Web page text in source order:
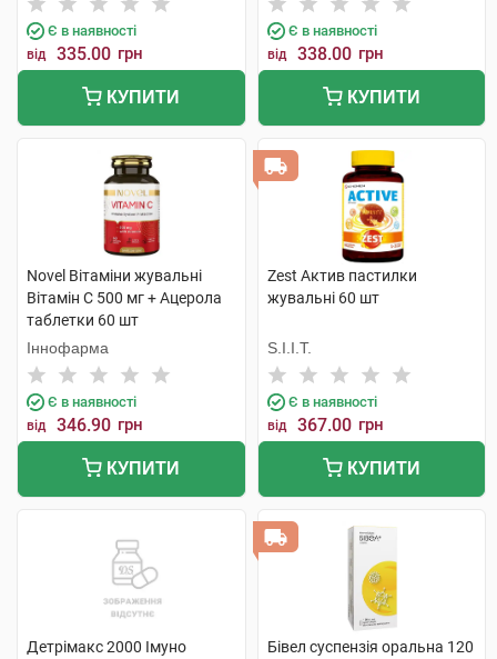
Є в наявності
від 335.00 грн
КУПИТИ
Є в наявності
від 338.00 грн
КУПИТИ
Novel Вітаміни жувальні
Вітамін C 500 мг + Ацерола
таблетки 60 шт
Іннофарма
Є в наявності
від 346.90 грн
КУПИТИ
Zest Актив пастилки
жувальні 60 шт
S.I.I.T.
Є в наявності
від 367.00 грн
КУПИТИ
Детрімакс 2000 Імуно
Бівел суспензія оральна 120